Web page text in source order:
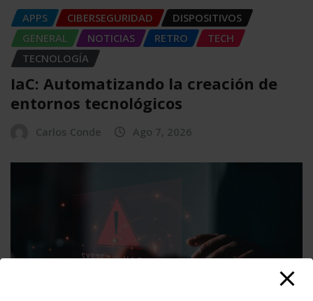
APPS CIBERSEGURIDAD
DISPOSITIVOS
GENERAL
NOTICIAS RETRO
TECH
TECNOLOGÍA
IaC: Automatizando la creación de
entornos tecnológicos
Carlos Conde Ago 7, 2026